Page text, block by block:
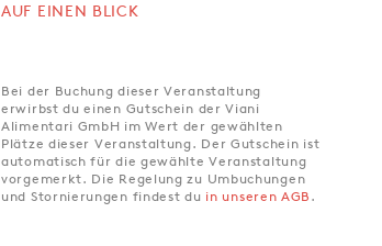
AUF EINEN BLICK
Bei der Buchung dieser Veranstaltung
erwirbst du einen Gutschein der Viani
Alimentari GmbH im Wert der gewählten
Plätze dieser Veranstaltung. Der Gutschein ist
automatisch für die gewählte Veranstaltung
vorgemerkt. Die Regelung zu Umbuchungen
und Stornierungen findest du in unseren AGB .